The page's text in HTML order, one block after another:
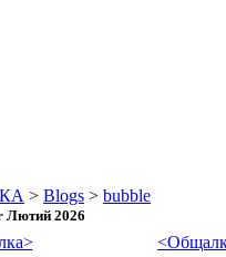
> Blogs > bubble
Лютий 2026